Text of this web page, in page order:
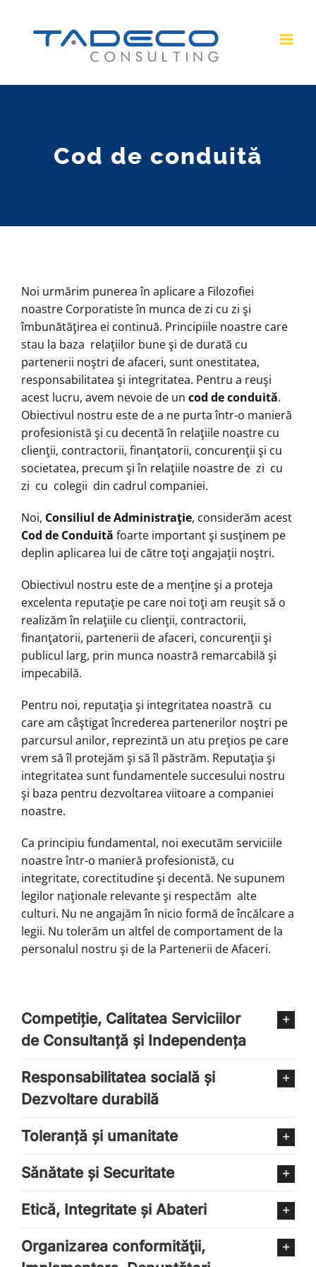
Cod de conduită
Noi urmărim punerea în aplicare a Filozofiei
noastre Corporatiste în munca de zi cu zi şi
îmbunătăţirea ei continuă. Principiile noastre care
stau la baza relaţiilor bune şi de durată cu
partenerii noştri de afaceri, sunt onestitatea,
responsabilitatea şi integritatea. Pentru a reuşi
acest lucru, avem nevoie de un cod de conduită.
Obiectivul nostru este de a ne purta într-o manieră
profesionistă şi cu decentă în relaţiile noastre cu
clienţii, contractorii, finanţatorii, concurenţii şi cu
societatea, precum şi în relaţiile noastre de zi cu
zi cu colegii din cadrul companiei.
Noi, Consiliul de Administraţie, considerăm acest
Cod de Conduită foarte important şi susţinem pe
deplin aplicarea lui de către toţi angajaţii noştri.
Obiectivul nostru este de a menţine şi a proteja
excelenta reputaţie pe care noi toţi am reuşit să o
realizăm în relaţiile cu clienţii, contractorii,
finanţatorii, partenerii de afaceri, concurenţii şi
publicul larg, prin munca noastră remarcabilă şi
impecabilă.
Pentru noi, reputaţia şi integritatea noastră cu
care am câştigat încrederea partenerilor noştri pe
parcursul anilor, reprezintă un atu preţios pe care
vrem să îl protejăm şi să îl păstrăm. Reputaţia şi
integritatea sunt fundamentele succesului nostru
şi baza pentru dezvoltarea viitoare a companiei
noastre.
Ca principiu fundamental, noi executăm serviciile
noastre într-o manieră profesionistă, cu
integritate, corectitudine şi decentă. Ne supunem
legilor naţionale relevante şi respectăm alte
culturi. Nu ne angajăm în nicio formă de încălcare a
legii. Nu tolerăm un altfel de comportament de la
personalul nostru şi de la Partenerii de Afaceri.
Competiție, Calitatea Serviciilor
de Consultanță și Independența
Responsabilitatea socială și
Dezvoltare durabilă
Toleranță și umanitate
Sănătate și Securitate
Etică, Integritate și Abateri
Organizarea conformităţii,